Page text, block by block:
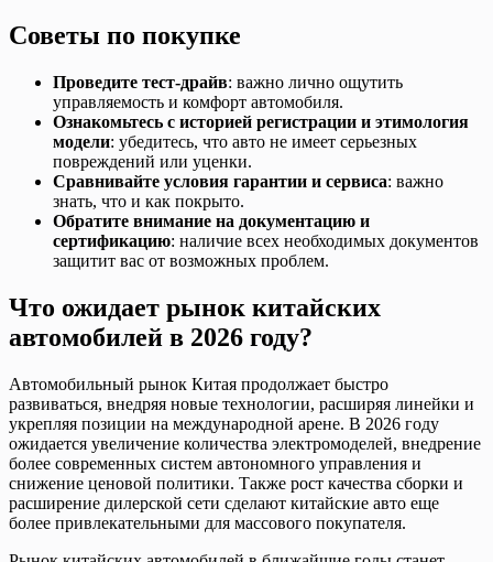
Советы по покупке
Проведите тест-драйв: важно лично ощутить
управляемость и комфорт автомобиля.
Ознакомьтесь с историей регистрации и этимология
модели: убедитесь, что авто не имеет серьезных
повреждений или уценки.
Сравнивайте условия гарантии и сервиса: важно
знать, что и как покрыто.
Обратите внимание на документацию и
сертификацию: наличие всех необходимых документов
защитит вас от возможных проблем.
Что ожидает рынок китайских
автомобилей в 2026 году?
Автомобильный рынок Китая продолжает быстро
развиваться, внедряя новые технологии, расширяя линейки и
укрепляя позиции на международной арене. В 2026 году
ожидается увеличение количества электромоделей, внедрение
более современных систем автономного управления и
снижение ценовой политики. Также рост качества сборки и
расширение дилерской сети сделают китайские авто еще
более привлекательными для массового покупателя.